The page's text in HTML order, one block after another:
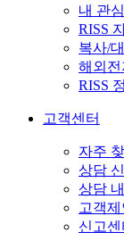
내 관
RISS
복사/
해외전
RISS
고객센터
자주
상담
상담
고객
신고센